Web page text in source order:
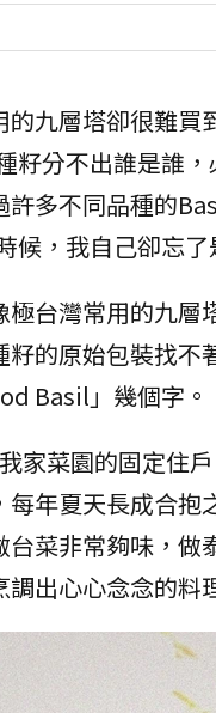
九層塔卻很難買
分不出誰是誰，
多不同品種的
，我自己卻忘了
台灣常用的九
的原始包裝找
Basil」幾個字。
家菜園的固定住
年夏天長成合
菜非常夠味，
出心心念念的料